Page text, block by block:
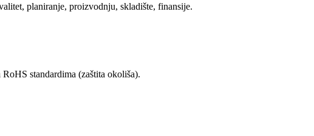
planiranje, proizvodnju, skladište, finansije.
standardima (zaštita okoliša).